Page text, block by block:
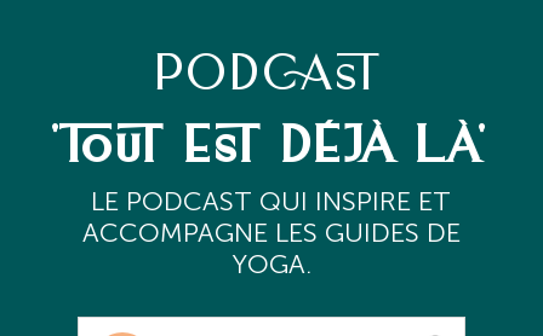
PODCAST
'TOUT EST DÉJÀ LÀ'
LE PODCAST QUI INSPIRE ET
ACCOMPAGNE LES GUIDES DE
YOGA.